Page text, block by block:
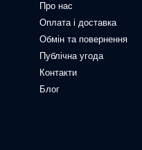
Про нас
Оплата і доставка
Обмін та повернення
Публічна угода
Контакти
Блог